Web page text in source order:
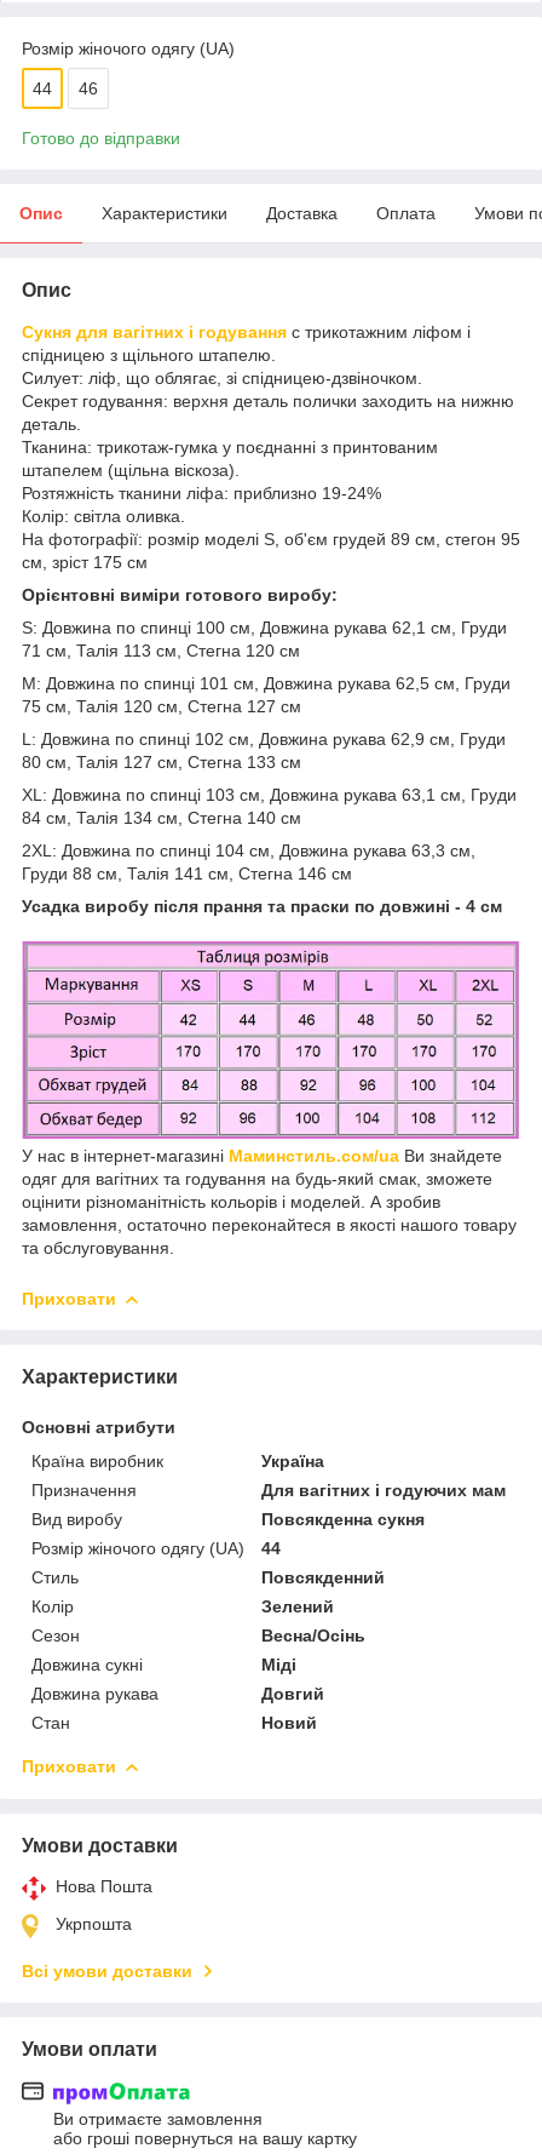
Розмір жіночого одягу (UA)
44 46
Готово до відправки
Опис Характеристики Доставка Оплата Умови
Опис
Сукня для вагітних і годування c трикотажним ліфом і
спідницею з щільного штапелю.
Силует: ліф, що облягає, зі спідницею-дзвіночком.
Секрет годування: верхня деталь полички заходить на нижню
деталь.
Тканина: трикотаж-гумка у поєднанні з принтованим
штапелем (щільна віскоза).
Розтяжність тканини ліфа: приблизно 19-24%
Колір: світла оливка.
На фотографії: розмір моделі S, об'єм грудей 89 см, стегон 95
см, зріст 175 см
Орієнтовні виміри готового виробу:
S: Довжина по спинці 100 см, Довжина рукава 62,1 см, Груди
71 см, Талія 113 см, Стегна 120 см
M: Довжина по спинці 101 см, Довжина рукава 62,5 см, Груди
75 см, Талія 120 см, Стегна 127 см
L: Довжина по спинці 102 см, Довжина рукава 62,9 см, Груди
80 см, Талія 127 см, Стегна 133 см
XL: Довжина по спинці 103 см, Довжина рукава 63,1 см, Груди
84 см, Талія 134 см, Стегна 140 см
2XL: Довжина по спинці 104 см, Довжина рукава 63,3 см,
Груди 88 см, Талія 141 см, Стегна 146 см
Усадка виробу після прання та праски по довжині - 4 см
У нас в інтернет-магазині Маминстиль.сом/ua Ви знайдете
одяг для вагітних та годування на будь-який смак, зможете
оцінити різноманітність кольорів і моделей. А зробив
замовлення, остаточно переконайтеся в якості нашого товару
та обслуговування.
Приховати
Характеристики
Основні атрибути
Країна виробник
Україна
Призначення
Для вагітних і годуючих мам
Вид виробу
Повсякденна сукня
Розмір жіночого одягу (UA)
44
Стиль
Повсякденний
Колір
Зелений
Сезон
Весна/Осінь
Довжина сукні
Міді
Довжина рукава
Довгий
Стан
Новий
Приховати
Умови доставки
Нова Пошта
Укрпошта
Всі умови доставки
Умови оплати
Ви отримаєте замовлення
або гроші повернуться на вашу картку